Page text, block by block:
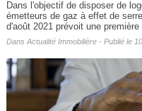
Dans l'objectif de disposer de
émetteurs de gaz à effet de
d'août 2021 prévoit une
Dans Actualité Immobilière- Publié le